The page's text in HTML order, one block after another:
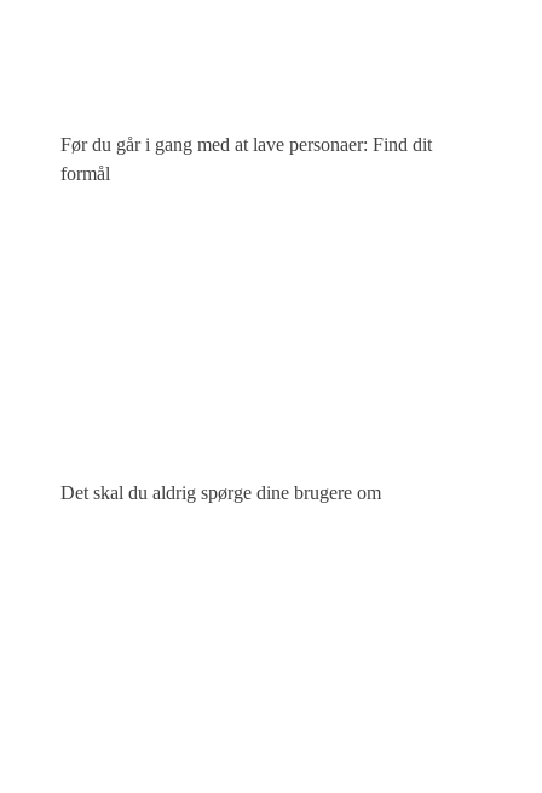
Før du går i gang med at lave personaer: Find dit
formål
Det skal du aldrig spørge dine brugere om